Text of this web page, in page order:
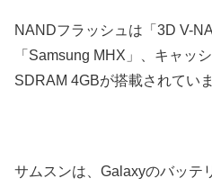
NANDフラッシュは「3D V-
「Samsung MHX」、キャッ
SDRAM 4GBが搭載されていま
サムスンは、Galaxyのバッテ